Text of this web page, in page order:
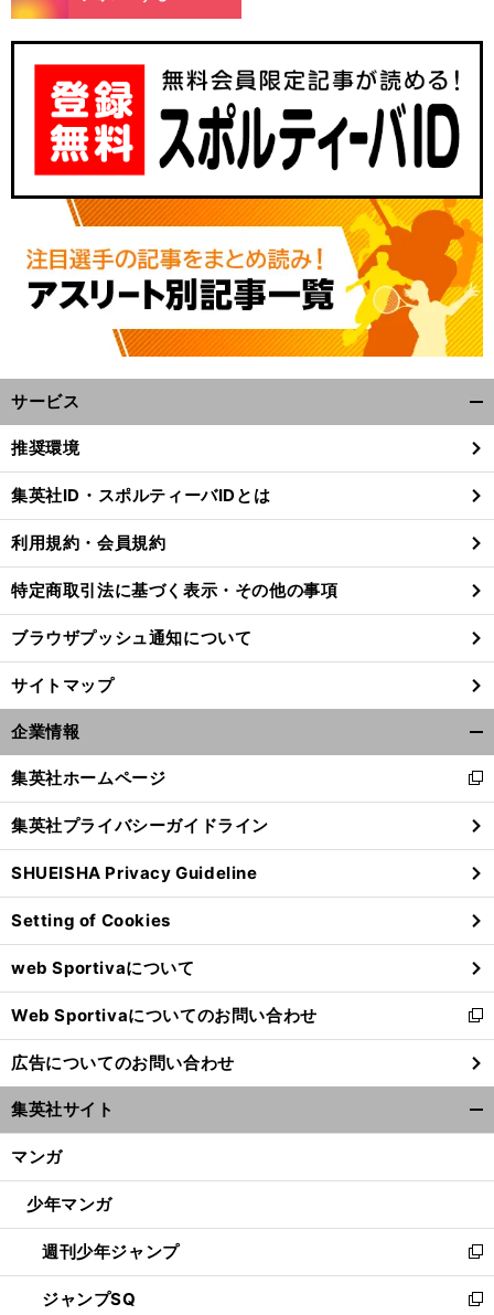
・
受
へ
サービス
閉
る
推奨環境
集英社ID・スポルティーバIDとは
利用規約・会員規約
特定商取引法に基づく表示・その他の事項
ブラウザプッシュ通知について
サイトマップ
企業情報
閉
る
集英社ホームページ
新
し
い
ウ
ィ
ン
ド
ウ
で
開
く
集英社プライバシーガイドライン
SHUEISHA Privacy Guideline
Setting of Cookies
web Sportivaについて
Web Sportivaについてのお問い合わせ
新
し
い
ウ
ィ
ン
ウ
開
く
広告についてのお問い合わせ
集英社サイト
マンガ
少年マンガ
週刊少年ジャンプ
新
し
い
ジャンプSQ
新